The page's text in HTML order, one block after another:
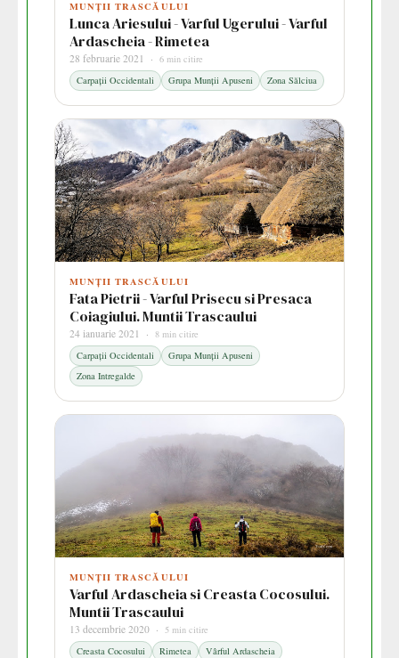
MUNȚII TRASCĂULUI
Lunca Ariesului - Varful Ugerului - Varful
Ardascheia - Rimetea
28 februarie 2021 · 6 min citire
Carpații Occidentali
Grupa Munții Apuseni Zona Sălciua
MUNȚII TRASCĂULUI
Fata Pietrii - Varful Prisecu si Presaca
Coiagiului. Muntii Trascaului
24 ianuarie 2021 · 8 min citire
Carpații Occidentali
Grupa Munții Apuseni
Zona Intregalde
MUNȚII TRASCĂULUI
Varful Ardascheia si Creasta Cocosului.
Muntii Trascaului
13 decembrie 2020 ·
5 min citire
Creasta Cocosului
Rimetea Vârful Ardascheia